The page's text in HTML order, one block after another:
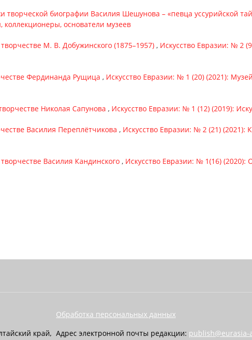
творческой биографии Василия Шешунова – «певца уссурийской
основатели музеев
М. В. Добужинского (1875–1957) , Искусство Евразии: № 2
Фердинанда Рущица , Искусство Евразии: № 1 (20) (2021):
Николая Сапунова , Искусство Евразии: № 1 (12) (2019):
Василия Переплётчикова , Искусство Евразии: № 2 (21) (2021):
Василия Кандинского , Искусство Евразии: № 1(16) (2020):
край,
Обработка персональных данных
Адрес электронной почты редакции: publish@eurasia-